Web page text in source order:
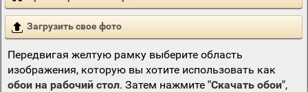
Загрузить свое фото
Передвигая желтую рамку выберите область
изображения, которую вы хотите использовать как
обои на рабочий стол. Затем нажмите "Скачать обои",